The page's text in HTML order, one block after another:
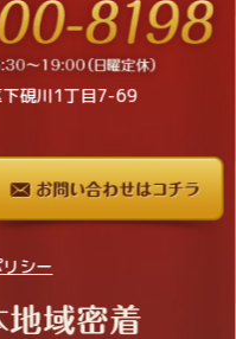
硯川1丁目7-69
シー